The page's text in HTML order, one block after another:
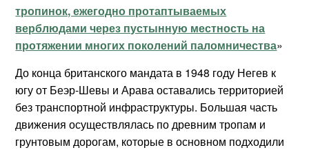
тропинок, ежегодно протаптываемых
верблюдами через пустынную местность на
протяжении многих поколений паломничества»
До конца британского мандата в 1948 году Негев к
югу от Беэр-Шевы и Арава оставались территорией
без транспортной инфраструктуры. Большая часть
движения осуществлялась по древним тропам и
грунтовым дорогам, которые в основном подходили